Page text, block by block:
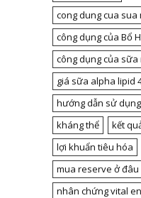
cong dung cua
công dụng của Bổ
công dụng của sữa
giá sữa alpha lipid
hướng dẫn sử
kháng thể
kết
lợi khuẩn tiêu hóa
mua reserve ở đâu
nhân chứng vital